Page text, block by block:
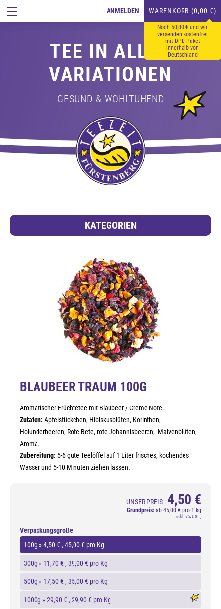
ANMELDEN WARENKORB (0,00 €)
Noch 50,00 € und wir
versenden kostenfrei
mit DPD Paket
innerhalb von
Deutschland
TEE IN ALLEN
VARIATIONEN
GESUND & WOHLTUHEND
KATEGORIEN
BLAUBEER TRAUM 100G
Aromatischer Früchtetee mit Blaubeer-/ Creme-Note.
Zutaten: Apfelstückchen, Hibiskusblüten, Korinthen,
Holunderbeeren, Rote Bete, rote Johannisbeeren, Malvenblüten,
Aroma.
Zubereitung: 5-6 gute Teelöffel auf 1 Liter frisches, kochendes
Wasser und 5-10 Minuten ziehen lassen.
UNSER PREIS : 4,50 €
Grundpreis: ab 45,00 € pro 1 kg
inkl. 7% USt.,
Verpackungsgröße
100g »4,50 € , 45,00 € pro Kg
300g » 11,70 € , 39,00 € pro Kg
500g » 17,50 € , 35,00 € pro Kg
1000g »29,90 € , 29,90 € pro Kg